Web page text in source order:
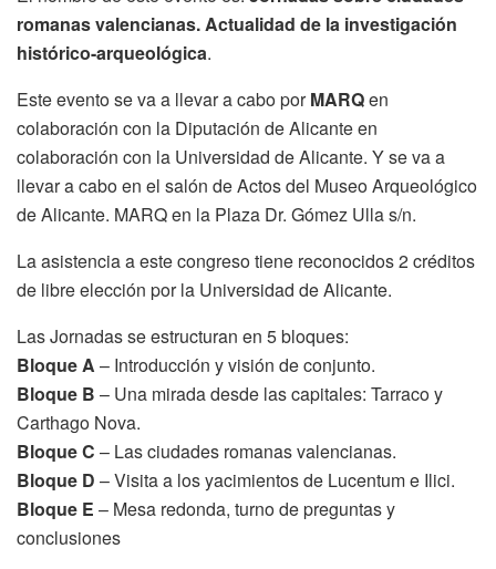
romanas valencianas. Actualidad de la investigación
histórico-arqueológica.
Este evento se va a llevar a cabo porMARQen
colaboración con la Diputación de Alicante en
colaboración con la Universidad de Alicante. Y se va a
llevar a cabo en el salón de Actos del Museo Arqueológico
de Alicante. MARQ en la Plaza Dr. Gómez Ulla s/n.
La asistencia a este congreso tiene reconocidos 2 créditos
de libre elección por la Universidad de Alicante.
Las Jornadas se estructuran en 5 bloques:
Bloque A – Introducción y visión de conjunto.
Bloque B – Una mirada desde las capitales: Tarraco y
Carthago Nova.
Bloque C – Las ciudades romanas valencianas.
Bloque D – Visita a los yacimientos de Lucentum e Ilici.
Bloque E – Mesa redonda, turno de preguntas y
conclusiones